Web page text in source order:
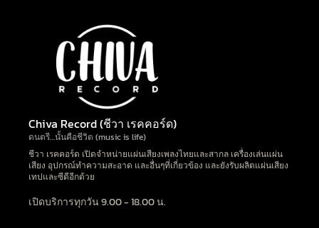
Chiva Record (ชีวา เรคคอร์ด)
ดนตรี…นั้นคือชีวิต (music is life)
ชีวา เรคคอร์ด เปิดจำหน่ายแผ่นเสียงเพลงไทยและสากล เครื่องเล่นแผ่น
เสียง อุปกรณ์ทำความสะอาด และอื่นๆที่เกี่ยวข้อง และยังรับผลิตแผ่นเสียง
เทปและซีดีอีกด้วย
เปิดบริการทุกวัน 9.00 - 18.00 น.